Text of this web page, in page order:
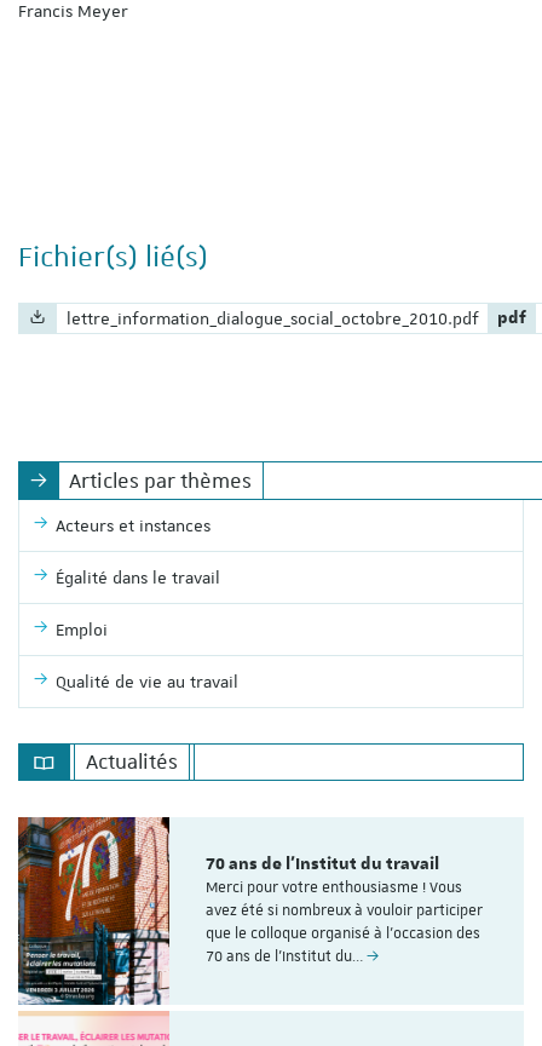
Francis Meyer
Fichier(s) lié(s)
Nom du fichier :
lettre_information_dialogue_social_octobre_2010.pdf pdf
Articles par thèmes
Acteurs et instances
Égalité dans le travail
Emploi
Qualité de vie au travail
Actualités
70 ans de l'Institut du travail
Merci pour votre enthousiasme ! Vous
avez été si nombreux à vouloir participer
que le colloque organisé à l'occasion des
70 ans de l’Institut du…